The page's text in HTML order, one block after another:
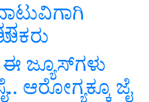
ಜ್ಯೂಸ್‌ಗಳು
ಆರೋಗ್ಯಕ್ಕೂ ಜೈ